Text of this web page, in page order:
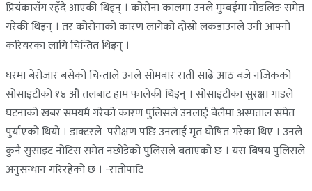
प्रियंकासँग रहँदै आएकी थिइन् । कोरोना कालमा उनले मुम्बईमा मोडलिङ समेत
गरेकी थिइन् । तर कोरोनाको कारण लागेको दोस्रो लकडाउनले उनी आफ्नो
करियरका लागि चिन्तित थिइन् ।
घरमा बेरोजार बसेको चिन्ताले उनले सोमबार राती साढे आठ बजे नजिकको
सोसाइटीको १४ औ तलबाट हाम फालेकी थिइन् । सोसाइटीका सुरक्षा गाडले
घटनाको खबर समयमै गरेको कारण पुलिसले उनलाई बेलैमा अस्पताल समेत
पुर्याएको थियो । डाक्टरले परीक्षण पछि उनलाई मृत घोषित गरेका थिए । उनले
कुनै सुसाइट नोटिस समेत नछोडेको पुलिसले बताएको छ । यस बिषय पुलिसले
अनुसन्धान गरिरहेको छ । -रातोपाटि